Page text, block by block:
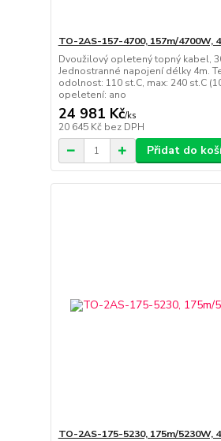
TO-2AS-157-4700, 157m/4700W,
Dvoužilový opletený topný kabel,
Jednostranné napojení délky 4m.
odolnost: 110 st.C, max: 240 st.C
opeletení: ano
24 981 Kč/ks
20 645 Kč bez DPH
Přidat do
TO-2AS-175-5230, 175m/5230W,